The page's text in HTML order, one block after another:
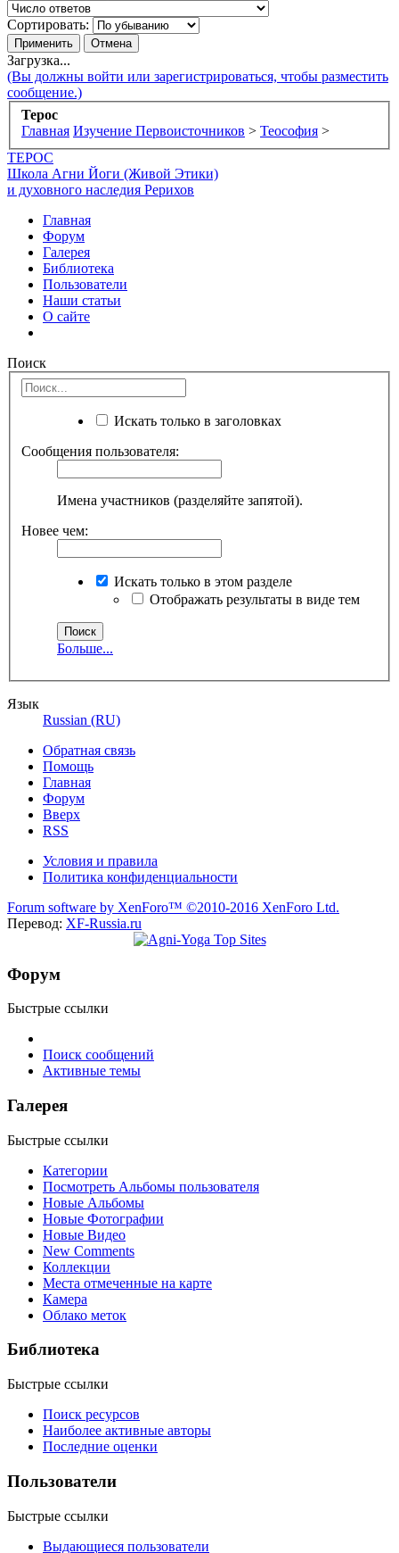
Сортировать:
Загрузка...
(Вы должны войти или зарегистрироваться, чтобы разместить
сообщение.)
Терос
Главная Изучение Первоисточников > Теософия >
ТЕРОС
Школа Агни Йоги (Живой Этики)
и духовного наследия Рерихов
Главная
Форум
Галерея
Библиотека
Пользователи
Наши статьи
О сайте
Поиск
Искать только в заголовках
Сообщения пользователя:
Имена участников (разделяйте запятой).
Новее чем:
Искать только в этом разделе
Отображать результаты в виде тем
Больше...
Язык
Russian (RU)
Обратная связь
Помощь
Главная
Форум
Вверх
RSS
Условия и правила
Политика конфиденциальности
Forum software by XenForo™ ©2010-2016 XenForo Ltd.
Перевод: XF-Russia.ru
Форум
Быстрые ссылки
Поиск сообщений
Активные темы
Галерея
Быстрые ссылки
Категории
Посмотреть Альбомы пользователя
Новые Альбомы
Новые Фотографии
Новые Видео
New Comments
Коллекции
Места отмеченные на карте
Камера
Облако меток
Библиотека
Быстрые ссылки
Поиск ресурсов
Наиболее активные авторы
Последние оценки
Пользователи
Быстрые ссылки
Выдающиеся пользователи